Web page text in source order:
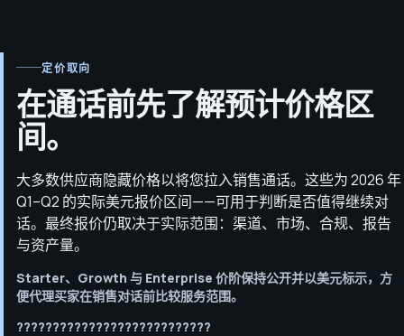
定价取向
在通话前先了解预计价格区
间。
大多数供应商隐藏价格以将您拉入销售通话。这些为 2026 年
Q1–Q2 的实际美元报价区间——可用于判断是否值得继续对
话。最终报价仍取决于实际范围：渠道、市场、合规、报告
与资产量。
Starter、Growth 与 Enterprise 价阶保持公开并以美元标示，方
便代理买家在销售对话前比较服务范围。
???????????????????????????